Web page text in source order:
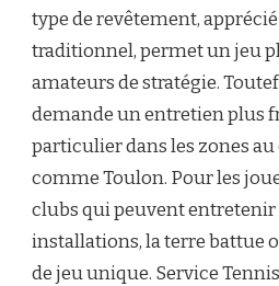
type de revêtement,
traditionnel, permet un jeu
amateurs de stratégie.
demande un entretien plus
particulier dans les zones
comme Toulon. Pour les
clubs qui peuvent
installations, la terre battue
de jeu unique. Service